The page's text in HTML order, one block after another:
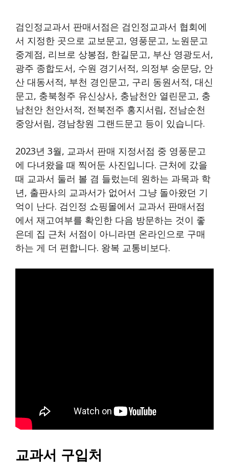
검인정교과서 판매서점은 검인정교과서 협회에
서 지정한 곳으로 교보문고, 영풍문고, 노원문고
중계점, 리브로 상봉점, 한길문고, 부산 영광도서,
광주 종합도서, 수원 경기서적, 의정부 숭문당, 안
산 대동서적, 부천 경인문고, 구리 동원서적, 대신
문고, 충북청주 유신상사, 충남천안 열린문고, 충
남천안 천안서적, 전북전주 홍지서림, 전남순천
중앙서림, 경남창원 그랜드문고 등이 있습니다.
2023년 3월, 교과서 판매 지정서점 중 영풍문고
에 다녀왔을 때 찍어둔 사진입니다. 근처에 갔을
때 교과서 둘러 볼 겸 들렀는데 원하는 과목과 학
년, 출판사의 교과서가 없어서 그냥 돌아왔던 기
억이 난다. 검인정 쇼핑몰에서 교과서 판매서점
에서 재고여부를 확인한 다음 방문하는 것이 좋
은데 집 근처 서점이 아니라면 온라인으로 구매
하는 게 더 편합니다. 왕복 교통비보다.
교과서 구입처